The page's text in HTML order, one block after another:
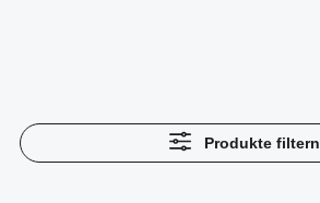
Produkte filtern